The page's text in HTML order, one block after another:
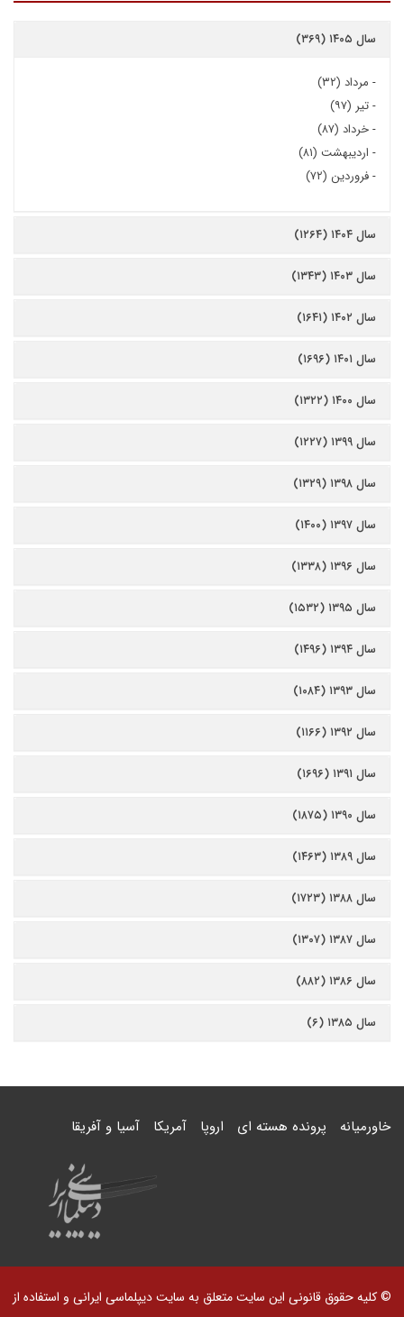
سال ۱۴۰۵ (۳۶۹)
- مرداد (۳۲)
-تیر (۹۷)
-خرداد (۸۷)
- اردیبهشت (۸۱)
-فروردین (۷۲)
سال ۱۴۰۴ (۱۲۶۴)
سال ۱۴۰۳ (۱۳۴۳)
سال ۱۴۰۲ (۱۶۴۱)
سال ۱۴۰۱ (۱۶۹۶)
سال ۱۴۰۰ (۱۳۲۲)
سال ۱۳۹۹ (۱۲۲۷)
سال ۱۳۹۸ (۱۳۲۹)
سال ۱۳۹۷ (۱۴۰۰)
سال ۱۳۹۶ (۱۳۳۸)
سال ۱۳۹۵ (۱۵۳۲)
سال ۱۳۹۴ (۱۴۹۶)
سال ۱۳۹۳ (۱۰۸۴)
سال ۱۳۹۲ (۱۱۶۶)
سال ۱۳۹۱ (۱۶۹۶)
سال ۱۳۹۰ (۱۸۷۵)
سال ۱۳۸۹ (۱۴۶۳)
سال ۱۳۸۸ (۱۷۲۳)
سال ۱۳۸۷ (۱۳۰۷)
سال ۱۳۸۶ (۸۸۲)
سال ۱۳۸۵ (۶)
خاورمیانه پرونده هسته ای اروپا آمریکا آسیا و آفریقا
© کلیه حقوق قانونی این سایت متعلق به سایت دیپلماسی ایرانی و استفاده از